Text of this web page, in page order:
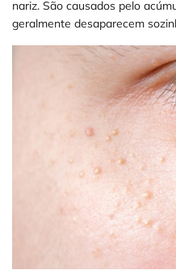
nariz. São causados pelo
geralmente desaparecem